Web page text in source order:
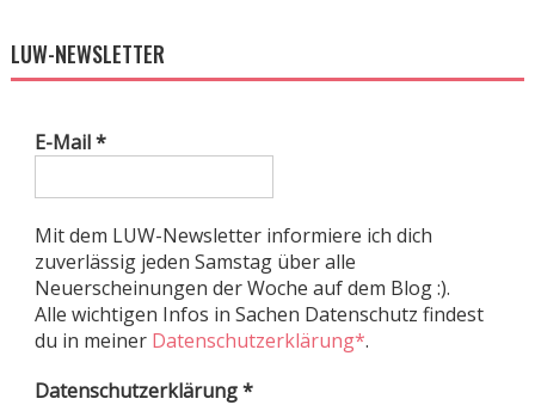
LUW-NEWSLETTER
E-Mail*
Mit dem LUW-Newsletter informiere ich dich
zuverlässig jeden Samstag über alle
Neuerscheinungen der Woche auf dem Blog :).
Alle wichtigen Infos in Sachen Datenschutz findest
du in meiner Datenschutzerklärung*.
Datenschutzerklärung*